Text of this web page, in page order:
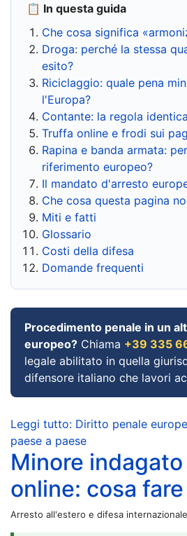
📋 In questa guida
Che cosa significa
Droga: perché la stessa
esito?
Riciclaggio: quale pena
l'Europa?
Contante: la regola
Truffa online e frodi sui
Rapina e banda armata:
riferimento europeo?
Il mandato d'arresto
Che cosa questa pagina
Miti e fatti
Glossario
Costi della difesa
Domande frequenti
Procedimento penale in un
europeo? Chiama +39 335
legale abilitato in quella
difensore italiano che lavori
Leggi tutto: Diritto penale
paese a paese
Minore
online: cosa fare
Arresto all'estero e difesa internazionale